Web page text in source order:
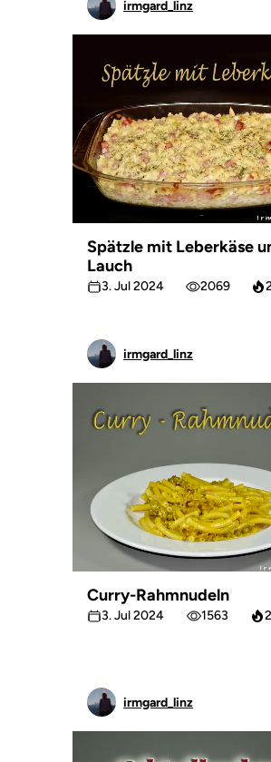
irmgard_linz
Spätzle mit Leberkäse
Lauch
3. Jul 2024 2069
irmgard_linz
Curry-Rahmnudeln
3. Jul 2024 1563
irmgard_linz